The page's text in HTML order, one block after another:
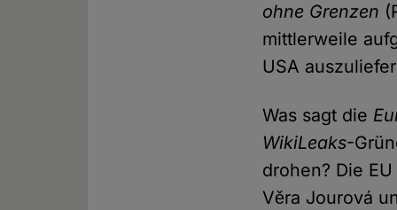
ohne Grenzen
mittlerweile
USA
Was sagt die
WikiLeaks-
drohen? Die
Věra Jourová